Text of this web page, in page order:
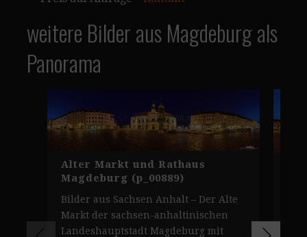
weitere Bilder aus Magdeburg als
Panorama
Alter Markt und Rathaus
Magdeburg (p_00889)
Bilder aus Sachsen Anhalt – Der Alte
Markt der sachsen-anhaltinischen
Landeshauptstadt Magdeburg mit